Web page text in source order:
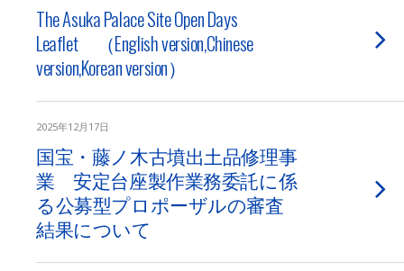
The Asuka Palace Site Open Days
Leaflet （English version,Chinese
version,Korean version）
2025年12月17日
国宝・藤ノ木古墳出土品修理事
業 安定台座製作業務委託に係
る公募型プロポーザルの審査
結果について